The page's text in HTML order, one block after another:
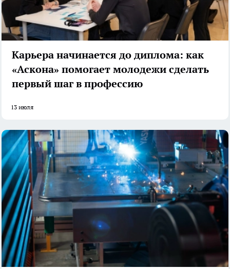
Карьера начинается до диплома: как
«Аскона» помогает молодежи сделать
первый шаг в профессию
13 июля